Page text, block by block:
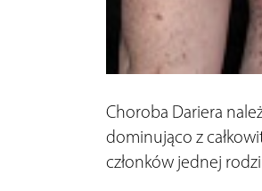
Choroba Dariera
dominująco z
członków jednej